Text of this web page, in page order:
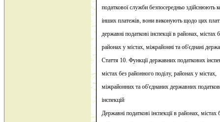
податкової служби безпосередньо здійснюють
інших платежів, вони виконують щодо цих
державні податкові інспекції в районах, містах
районах у містах, міжрайонні та об'єднані
Стаття 10. Функції державних податкових
містах без районного поділу, районах у містах,
міжрайонних та об'єднаних державних
інспекцій
Державні податкові інспекції в районах, містах